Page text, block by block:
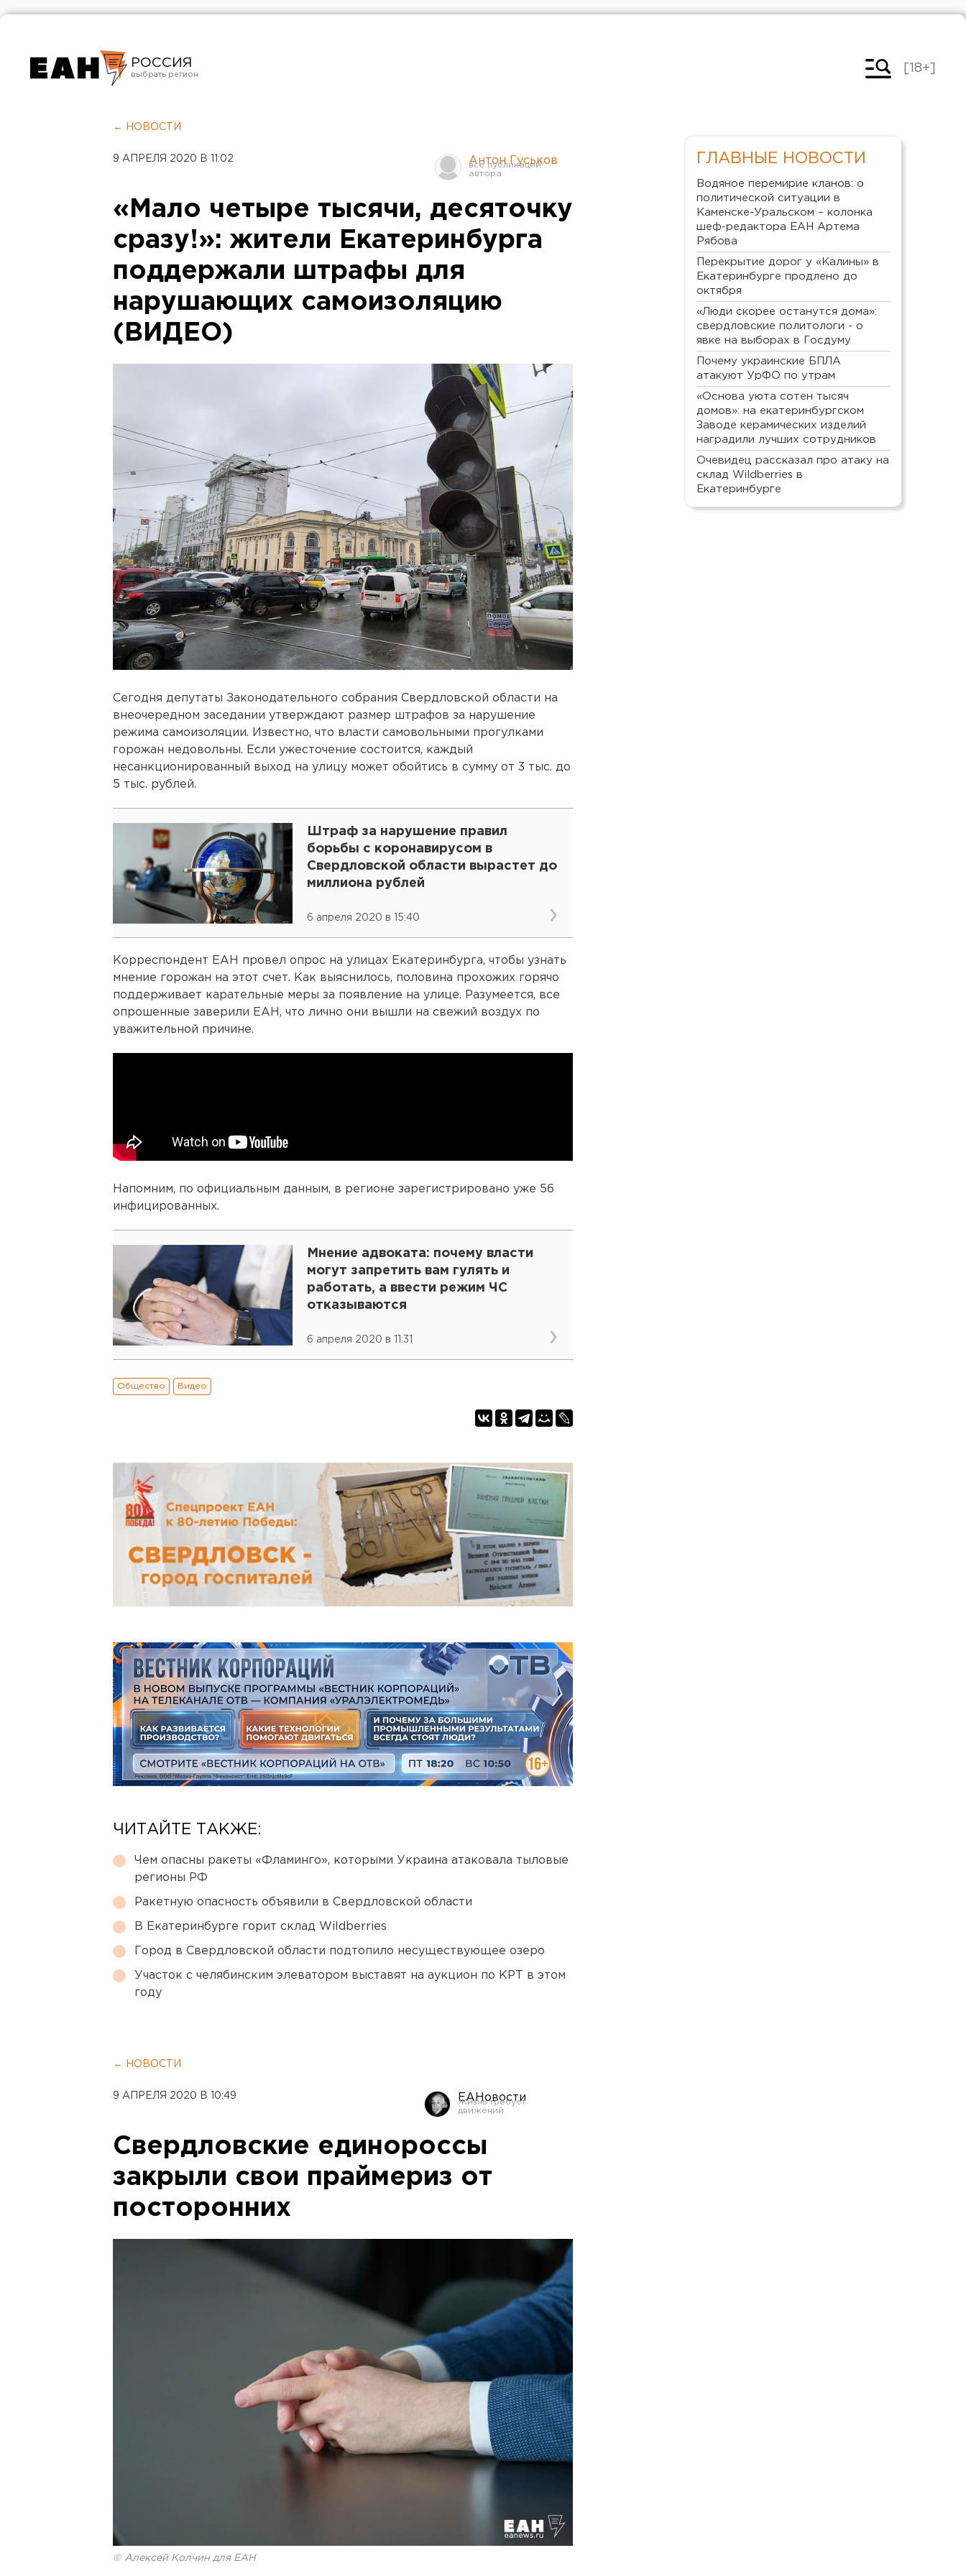
РОССИЯ
Челябинск
[18+]
← НОВОСТИ
9 АПРЕЛЯ 2020 В 11:02 Антон Гуськов
«Мало четыре тысячи, десяточку
сразу!»: жители Екатеринбурга
поддержали штрафы для
нарушающих самоизоляцию
(ВИДЕО)
Сегодня депутаты Законодательного собрания Свердловской области на
внеочередном заседании утверждают размер штрафов за нарушение
режима самоизоляции. Известно, что власти самовольными прогулками
горожан недовольны. Если ужесточение состоится, каждый
несанкционированный выход на улицу может обойтись в сумму от 3 тыс. до
5 тыс. рублей.
Штраф за нарушение правил
борьбы с коронавирусом в
Свердловской области вырастет до
миллиона рублей
6 апреля 2020 в 15:40
Корреспондент ЕАН провел опрос на улицах Екатеринбурга, чтобы узнать
мнение горожан на этот счет. Как выяснилось, половина прохожих горячо
поддерживает карательные меры за появление на улице. Разумеется, все
опрошенные заверили ЕАН, что лично они вышли на свежий воздух по
уважительной причине.
Напомним, по официальным данным, в регионе зарегистрировано уже 56
инфицированных.
Мнение адвоката: почему власти
могут запретить вам гулять и
работать, а ввести режим ЧС
отказываются
6 апреля 2020 в 11:31
Общество Видео
ЧИТАЙТЕ ТАКЖЕ:
Чем опасны ракеты «Фламинго», которыми Украина атаковала тыловые
регионы РФ
Ракетную опасность объявили в Свердловской области
В Екатеринбурге горит склад Wildberries
Город в Свердловской области подтопило несуществующее озеро
Участок с челябинским элеватором выставят на аукцион по КРТ в этом
году
← НОВОСТИ
9 АПРЕЛЯ 2020 В 10:49 ЕАНовости
Свердловские единороссы
закрыли свои праймериз от
посторонних
© Алексей Колчин для ЕАН
ГЛАВНЫЕ НОВОСТИ
Водяное перемирие кланов: о
политической ситуации в
Каменске-Уральском – колонка
шеф-редактора ЕАН Артема
Рябова
Перекрытие дорог у «Калины» в
Екатеринбурге продлено до
октября
«Люди скорее останутся дома»:
свердловские политологи - о
явке на выборах в Госдуму
Почему украинские БПЛА
атакуют УрФО по утрам
«Основа уюта сотен тысяч
домов»: на екатеринбургском
Заводе керамических изделий
наградили лучших сотрудников
Очевидец рассказал про атаку на
склад Wildberries в
Екатеринбурге